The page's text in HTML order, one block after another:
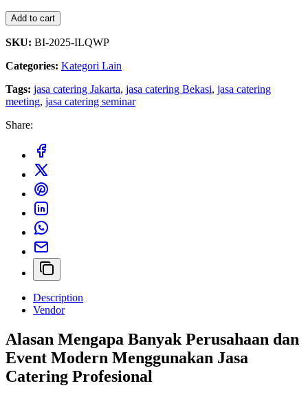
Add to cart
SKU: BI-2025-ILQWP
Categories: Kategori Lain
Tags: jasa catering Jakarta, jasa catering Bekasi, jasa catering
meeting, jasa catering seminar
Share:
Description
Vendor
Alasan Mengapa Banyak Perusahaan dan
Event Modern Menggunakan Jasa
Catering Profesional